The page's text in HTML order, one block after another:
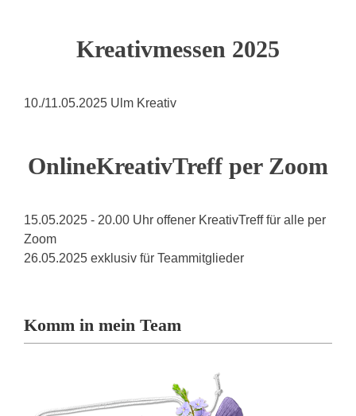
Kreativmessen 2025
10./11.05.2025 Ulm Kreativ
OnlineKreativTreff per Zoom
15.05.2025 - 20.00 Uhr offener KreativTreff für alle per
Zoom
26.05.2025 exklusiv für Teammitglieder
Komm in mein Team